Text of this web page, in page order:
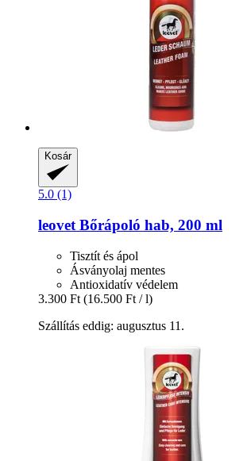
Kosár
5.0 (1)
leovet Bőrápoló hab, 200 ml
Tisztít és ápol
Ásványolaj mentes
Antioxidatív védelem
3.300 Ft (16.500 Ft / l)
Szállítás eddig: augusztus 11.